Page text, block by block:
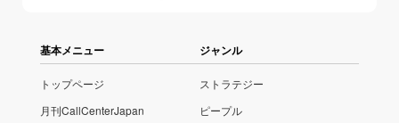
基本メニュー
トップページ
月刊CallCenterJapan
ジャンル
ストラテジー
ピープル